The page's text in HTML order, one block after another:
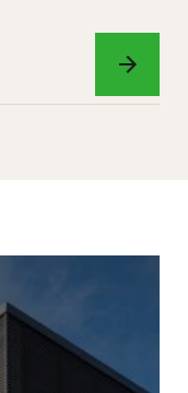
AVANT
MAGAZINE